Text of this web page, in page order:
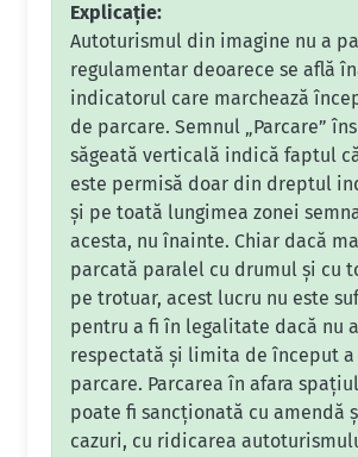
Explicație:
Autoturismul din imagine nu a
regulamentar deoarece se află
indicatorul care marchează
de parcare. Semnul „Parcare”
săgeată verticală indică faptul
este permisă doar din dreptul
și pe toată lungimea zonei
acesta, nu înainte. Chiar dacă
parcată paralel cu drumul și cu
pe trotuar, acest lucru nu este
pentru a fi în legalitate dacă nu
respectată și limita de început a
parcare. Parcarea în afara
poate fi sancționată cu amendă
cazuri, cu ridicarea